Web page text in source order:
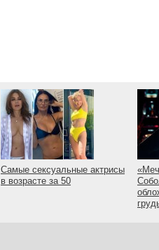
Самые сексуальные актрисы
в возрасте за 50